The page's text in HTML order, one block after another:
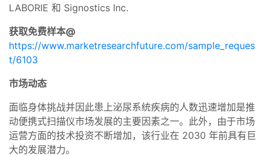
LABORIE 和 Signostics Inc.
获取免费样本@
https://www.marketresearchfuture.com/sample_reques
t/6103
市场动态
面临身体挑战并因此患上泌尿系统疾病的人数迅速增加是推
动便携式扫描仪市场发展的主要因素之一。此外，由于市场
运营方面的技术投资不断增加，该行业在 2030 年前具有巨
大的发展潜力。